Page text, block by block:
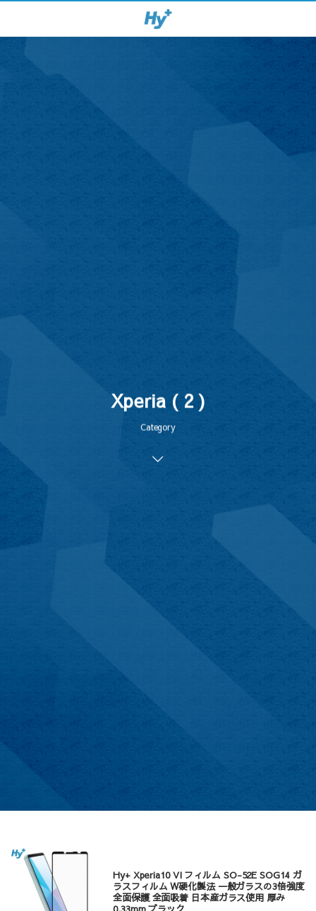
Xperia ( 2 )
Category
Hy+ Xperia10 VI フィルム SO-52E SOG14 ガ
ラスフィルム W硬化製法 一般ガラスの3倍強度
全面保護 全面吸着 日本産ガラス使用 厚み